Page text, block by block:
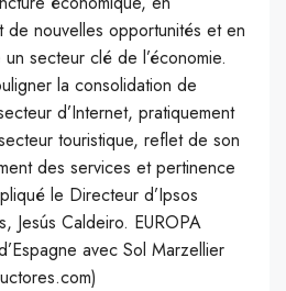
de nouvelles opportunités et en
secteur clé de l’économie.
la consolidation de
d’Internet, pratiquement
touristique, reflet de son
des services et pertinence
le Directeur d’Ipsos
Jesús Caldeiro. EUROPA
avec Sol Marzellier